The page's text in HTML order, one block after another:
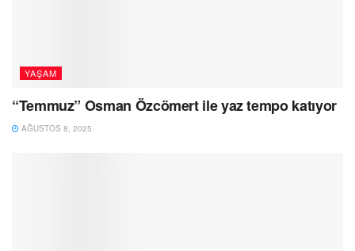
YAŞAM
“Temmuz” Osman Özcömert ile yaz tempo katıyor
AĞUSTOS 8, 2025